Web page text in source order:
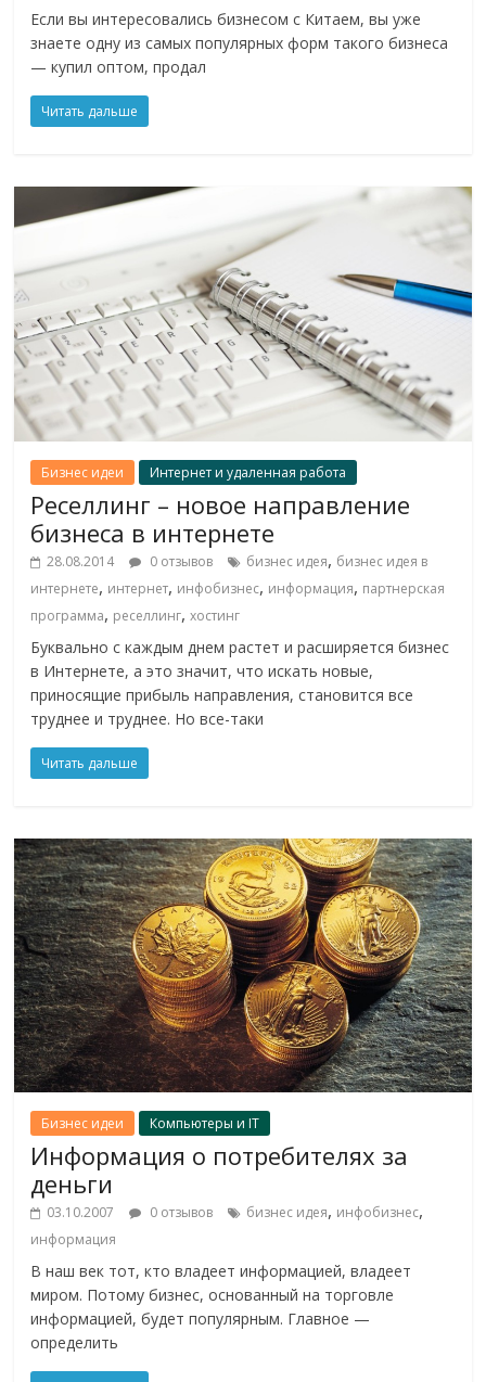
Если вы интересовались бизнесом с Китаем, вы уже
знаете одну из самых популярных форм такого бизнеса
— купил оптом, продал
Читать дальше
Бизнес идеи Интернет и удаленная работа
Реселлинг – новое направление
бизнеса в интернете
28.08.2014 0 отзывов бизнес идея, бизнес идея в
интернете, интернет, инфобизнес, информация, партнерская
программа, реселлинг,хостинг
Буквально с каждым днем растет и расширяется бизнес
в Интернете, а это значит, что искать новые,
приносящие прибыль направления, становится все
труднее и труднее. Но все-таки
Читать дальше
Бизнес идеи Компьютеры и IT
Информация о потребителях за
деньги
03.10.2007 0 отзывов бизнес идея, инфобизнес,
информация
В наш век тот, кто владеет информацией, владеет
миром. Потому бизнес, основанный на торговле
информацией, будет популярным. Главное —
определить